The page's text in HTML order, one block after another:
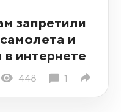
запретили
и
интернете
448 1